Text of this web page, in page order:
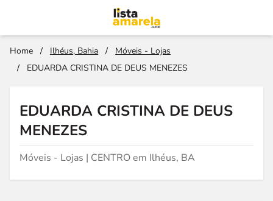
Home / Ilhéus, Bahia /
Móveis - Lojas
/
EDUARDA CRISTINA DE DEUS MENEZES
EDUARDA CRISTINA DE DEUS
MENEZES
Móveis - Lojas | CENTRO em Ilhéus, BA